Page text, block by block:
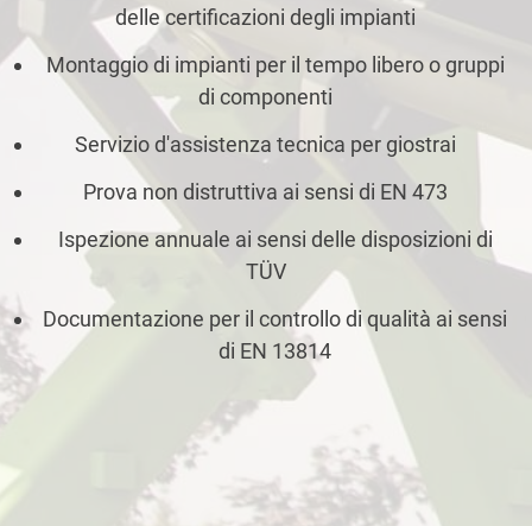
delle certificazioni degli impianti
Montaggio di impianti per il tempo libero o gruppi
di componenti
Servizio d'assistenza tecnica per giostrai
Prova non distruttiva ai sensi di EN 473
Ispezione annuale ai sensi delle disposizioni di
TÜV
Documentazione per il controllo di qualità ai sensi
di EN 13814